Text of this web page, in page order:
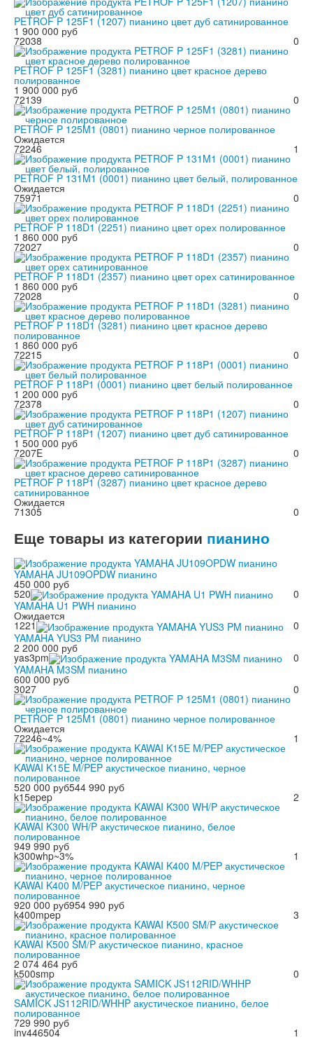
PETROF P 125F1 (1207) пианино цвет дуб сатинированное
1 900 000 руб
0
72038
PETROF P 125F1 (3281) пианино цвет красное дерево
полированное
1 900 000 руб
0
72139
PETROF P 125M1 (0801) пианино черное полированное
Ожидается
1
72246
PETROF P 131M1 (0001) пианино цвет белый, полированное
Ожидается
0
75971
PETROF P 118D1 (2251) пианино цвет орех полированное
1 860 000 руб
0
72027
PETROF P 118D1 (2357) пианино цвет орех сатинированное
1 860 000 руб
0
72028
PETROF P 118D1 (3281) пианино цвет красное дерево
полированное
1 860 000 руб
0
72215
PETROF P 118P1 (0001) пианино цвет белый полированное
1 200 000 руб
0
72378
PETROF P 118P1 (1207) пианино цвет дуб сатинированное
1 500 000 руб
0
7207E
PETROF P 118P1 (3287) пианино цвет красное дерево
сатинированное
Ожидается
0
71305
Еще товары из категории пианино
YAMAHA JU109OPDW пианино
450 000 руб
0
520
YAMAHA U1 PWH пианино
Ожидается
0
1221
YAMAHA YUS3 PM пианино
2 200 000 руб
0
yas3pm
YAMAHA M3SM пианино
600 000 руб
0
3027
PETROF P 125M1 (0801) пианино черное полированное
Ожидается
1
72246~4%
KAWAI K15E M/PEP акустическое пианино, черное
полированное
520 000 руб544 990 руб
2
k15epep
KAWAI K300 WH/P акустическое пианино, белое
полированное
949 990 руб
1
k300whp~3%
KAWAI K400 M/PEP акустическое пианино, черное
полированное
920 000 руб954 990 руб
3
k400mpep
KAWAI K500 SM/P акустическое пианино, красное
полированное
2 074 464 руб
0
k500smp
SAMICK JS112RID/WHHP акустическое пианино, белое
полированное
729 990 руб
1
inv446504